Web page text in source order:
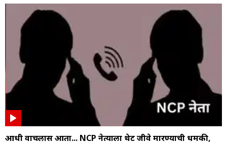
आधी वाचलास आता... NCP नेत्याला थेट जीवे मारण्याची धमकी,